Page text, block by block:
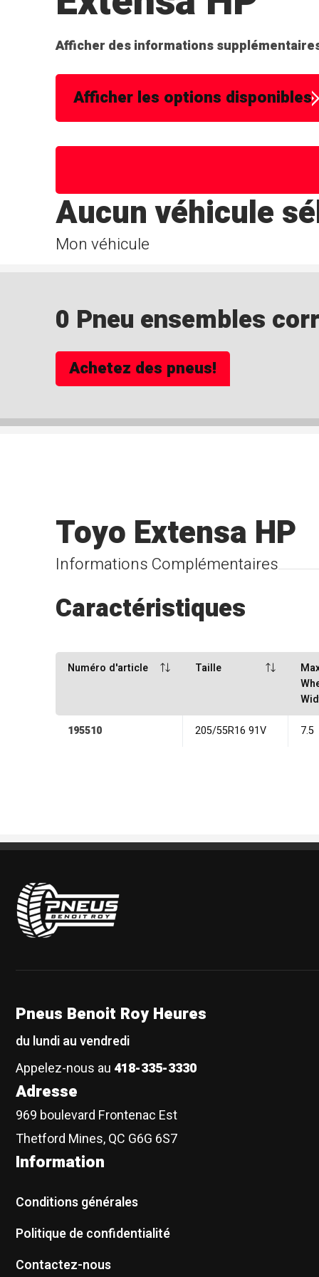
Afficher des informations
Afficher les options disponibles
Mon véhicule
Aucun véhicule
0 Pneu ensembles
Achetez des pneus!
Informations Complémentaires
Toyo Extensa HP
Caractéristiques
Numéro d'article Taille
195510 205/55R16 91V 7.5
Pneus Benoit Roy
Pneus Benoit Roy Heures
du lundi au vendredi
Appelez-nous au 418-335-3330
Adresse
969 boulevard Frontenac Est
Thetford Mines, QC G6G 6S7
Information
Conditions générales
Politique de confidentialité
Contactez-nous